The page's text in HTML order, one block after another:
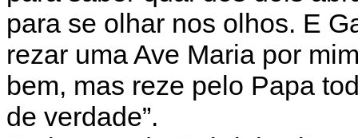
para se olhar nos olhos. E
rezar uma Ave Maria por
bem, mas reze pelo Papa
de verdade”.